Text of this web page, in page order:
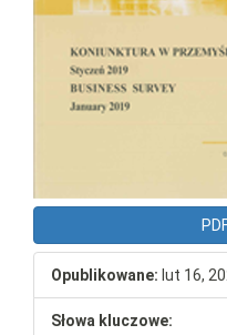
Opublikowane: lut 16,
Słowa kluczowe: